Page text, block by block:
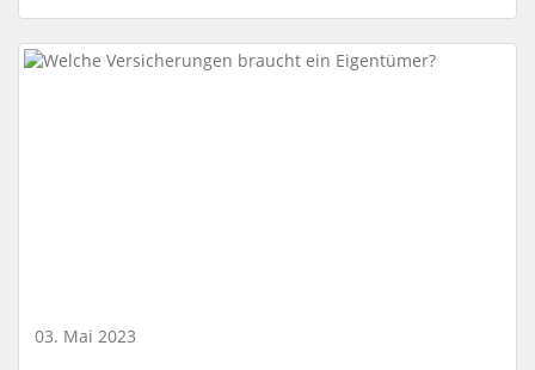
03. Mai 2023